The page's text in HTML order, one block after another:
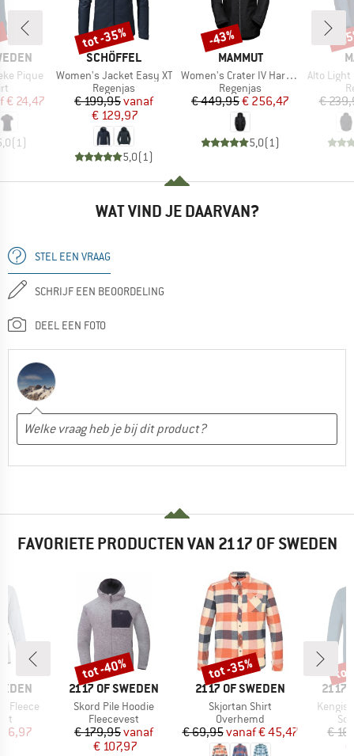
Pique
prijs
€ 24,47
(1)
MERK
SCHÖFFEL
Artikel
Women's Jacket Easy XT
Productgroep
Regenjas
Prijs
€ 199,95Verlaagde prijs
vanaf
€ 129,97
5,0(1)
Korting
tot -35%
MERK
MAMMUT
Artikel
Women's Crater IV Hardshell Hooded Jacket
Productgroep
Regenjas
Prijs
€ 449,95Verlaagde prijs
€ 256,47
5,0(1)
Korting
-43%
Artikel
Alto Light
€
-
WAT VIND JE DAARVAN?
STEL EEN VRAAG
SCHRIJF EEN BEOORDELING
DEEL EEN FOTO
FAVORIETE PRODUCTEN VAN 2117 OF SWEDEN
Fleece
prijs
MERK
2117 OF SWEDEN
Artikel
Skord Pile Hoodie
Productgroep
Fleecevest
Prijs
€ 179,95Verlaagde prijs
vanaf
€ 107,97
Korting
tot -40%
MERK
2117 OF SWEDEN
Artikel
Skjortan Shirt
Productgroep
Overhemd
Prijs
€ 69,95 Verlaagde prijs
vanaf€ 45,47
Korting
tot -35%
MERK
2117
Artikel
Kengis
€
tot